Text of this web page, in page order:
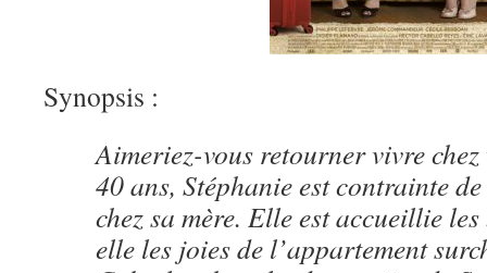
Synopsis :
Aimeriez-vous retourner vivre
40 ans, Stéphanie est contrainte
chez sa mère. Elle est accueillie
elle les joies de l’appartement